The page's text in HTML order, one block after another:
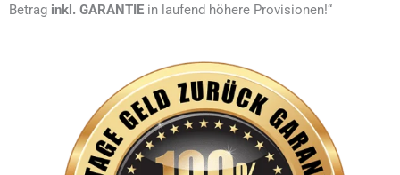
Betrag inkl. GARANTIE in laufend höhere Provisionen!“